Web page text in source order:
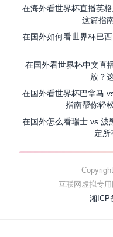
在海外看世界杯直播英
这篇指
在国外如何看世界杯巴
在国外看世界杯中文直
放？
在国外看世界杯巴拿马
指南帮你轻
在国外怎么看瑞士 vs 波
定所
互联网虚拟专
湘ICP